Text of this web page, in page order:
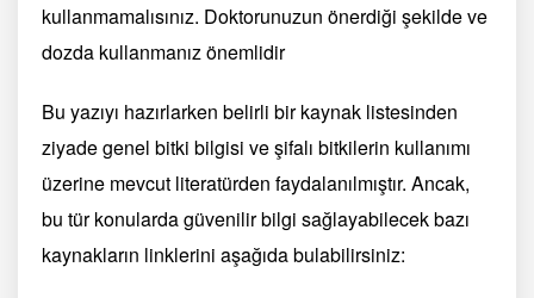
kullanmamalısınız. Doktorunuzun önerdiği şekilde ve
dozda kullanmanız önemlidir
Bu yazıyı hazırlarken belirli bir kaynak listesinden
ziyade genel bitki bilgisi ve şifalı bitkilerin kullanımı
üzerine mevcut literatürden faydalanılmıştır. Ancak,
bu tür konularda güvenilir bilgi sağlayabilecek bazı
kaynakların linklerini aşağıda bulabilirsiniz: